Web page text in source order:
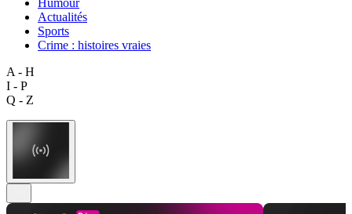
Actualités
Sports
Crime : histoires vraies
A - H
I - P
Q - Z